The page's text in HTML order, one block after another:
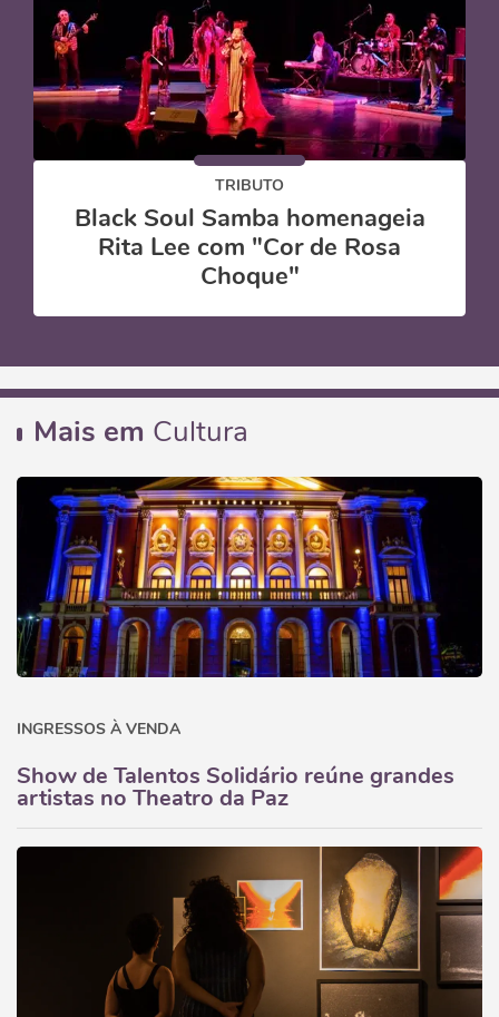
TRIBUTO
Black Soul Samba homenageia
Rita Lee com "Cor de Rosa
Choque"
Mais em Cultura
INGRESSOS À VENDA
Show de Talentos Solidário reúne grandes
artistas no Theatro da Paz